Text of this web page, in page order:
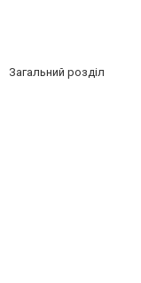
Загальний розділ